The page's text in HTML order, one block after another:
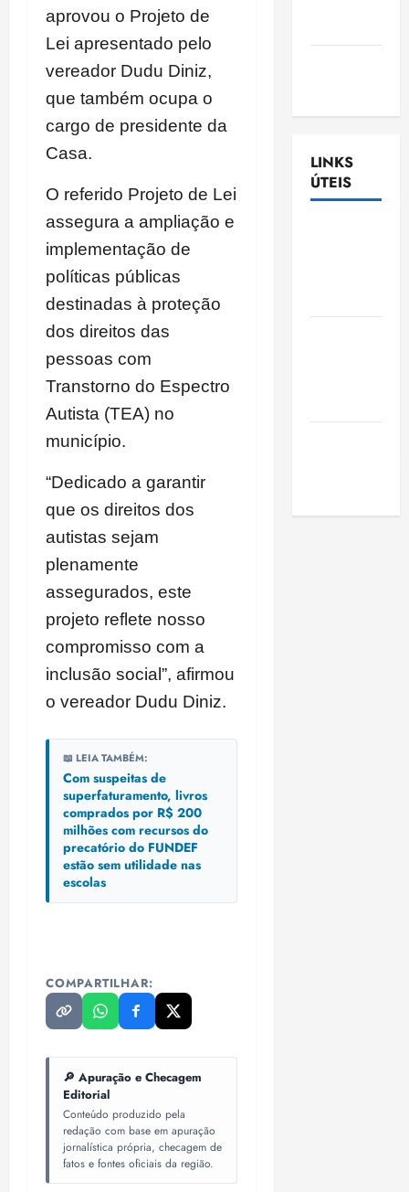
aprovou o Projeto de
Lei apresentado pelo
vereador Dudu Diniz,
que também ocupa o
cargo de presidente da
Casa.
O referido Projeto de Lei
assegura a ampliação e
implementação de
políticas públicas
destinadas à proteção
dos direitos das
pessoas com
Transtorno do Espectro
Autista (TEA) no
município.
“Dedicado a garantir
que os direitos dos
autistas sejam
plenamente
assegurados, este
projeto reflete nosso
compromisso com a
inclusão social”, afirmou
o vereador Dudu Diniz.
📖 LEIA TAMBÉM:
Com suspeitas de
superfaturamento, livros
comprados por R$ 200
milhões com recursos do
precatório do FUNDEF
estão sem utilidade nas
escolas
COMPARTILHAR:
🔎 Apuração e Checagem
Editorial
Conteúdo produzido pela
redação com base em apuração
jornalística própria, checagem de
fatos e fontes oficiais da região.
LINKS
ÚTEIS